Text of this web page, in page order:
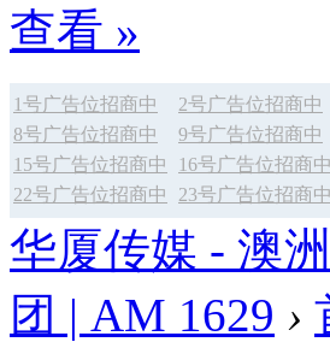
查看 »
1号广告位招商中 2号广告位招商中
8号广告位招商中
9号广告位招商中
15号广告位招商中
16号广告位招商中
22号广告位招商中
23号广告位招商中
华厦传媒 - 澳
团 | AM 1629 ›